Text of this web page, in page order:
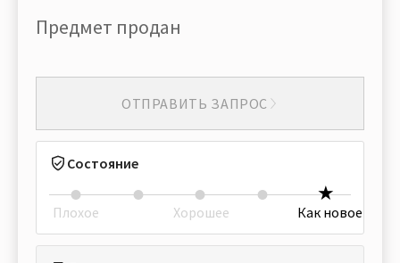
Предмет продан
ОТПРАВИТЬ ЗАПРОС
Состояние
Плохое Хорошее Как новое